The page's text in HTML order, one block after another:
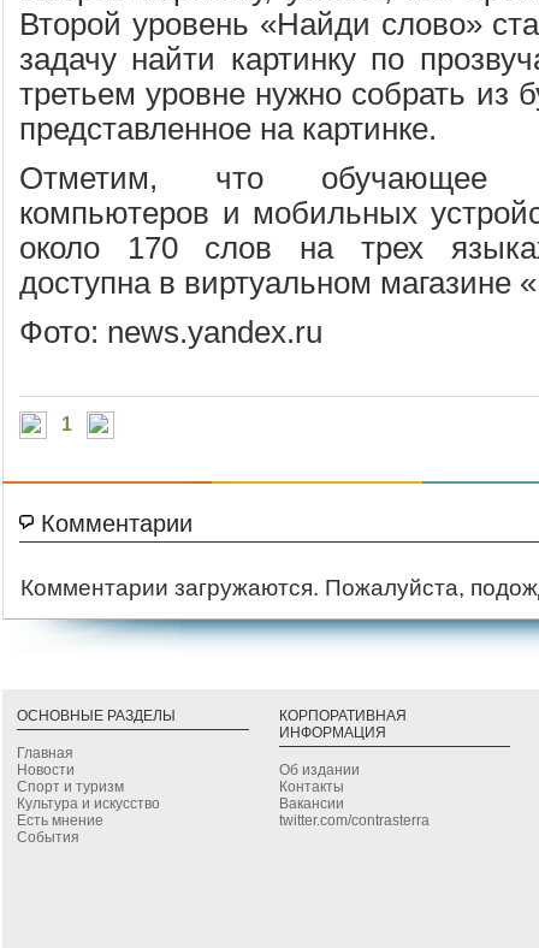
Второй уровень «Найди слово»
задачу найти картинку по
третьем уровне нужно собрать из
представленное на картинке.
Отметим, что обучающее
компьютеров и мобильных
около 170 слов на трех
доступна в виртуальном магазине
Фото: news.yandex.ru
1
Комментарии
Комментарии загружаются. Пожалуйста,
ОСНОВНЫЕ РАЗДЕЛЫ
Главная
Новости
Спорт и туризм
Культура и искусство
Есть мнение
События
КОРПОРАТИВНАЯ
ИНФОРМАЦИЯ
Об издании
Контакты
Вакансии
twitter.com/contrasterra